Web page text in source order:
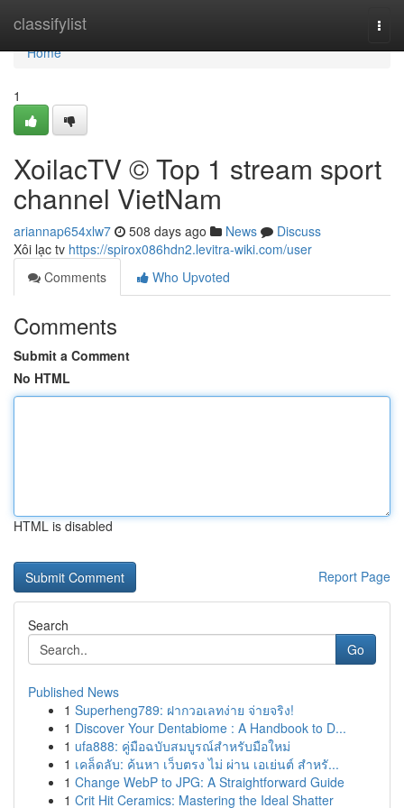
classifylist
Home
Home
1
XoilacTV © Top 1 stream sport
channel VietNam
ariannap654xlw7 508 days ago News
Discuss
Xôi lạc tv https://spirox086hdn2.levitra-wiki.com/user
Comments
Who Upvoted
Comments
Submit a Comment
No HTML
HTML is disabled
Report Page
Search
Go
Published News
1 Superheng789: ฝากวอเลทง่าย จ่ายจริง!
1 Discover Your Dentabiome : A Handbook to D...
1 ufa888: คู่มือฉบับสมบูรณ์สำหรับมือใหม่
1 เคล็ดลับ: ค้นหา เว็บตรง ไม่ ผ่าน เอเย่นต์ สำหรั...
1 Change WebP to JPG: A Straightforward Guide
1 Crit Hit Ceramics: Mastering the Ideal Shatter